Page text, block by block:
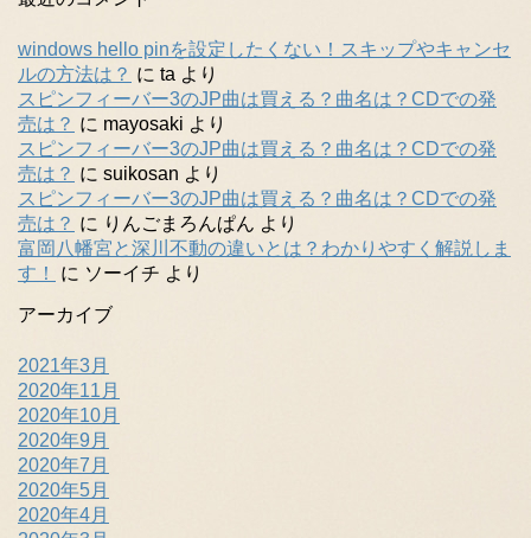
windows hello pinを設定したくない！スキップやキャンセ
ルの方法は？ に ta より
スピンフィーバー3のJP曲は買える？曲名は？CDでの発
売は？ に mayosaki より
スピンフィーバー3のJP曲は買える？曲名は？CDでの発
売は？ に suikosan より
スピンフィーバー3のJP曲は買える？曲名は？CDでの発
売は？ に りんごまろんぱん より
富岡八幡宮と深川不動の違いとは？わかりやすく解説しま
す！
に ソーイチ より
アーカイブ
2021年3月
2020年11月
2020年10月
2020年9月
2020年7月
2020年5月
2020年4月